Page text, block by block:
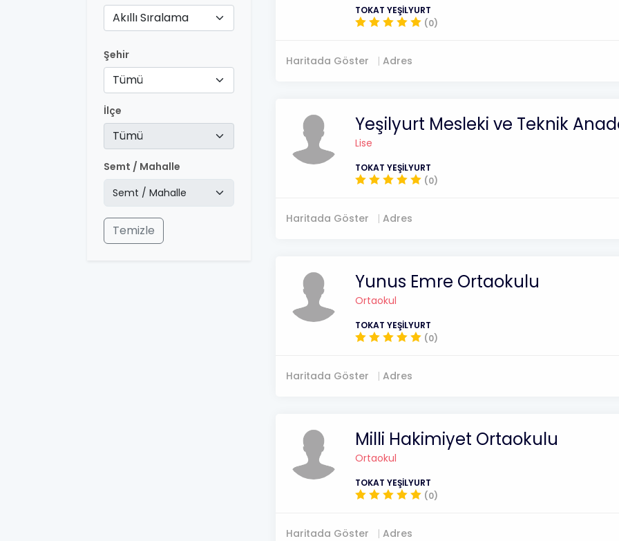
Akıllı Sıralama
Şehir
Tümü
İlçe
Tümü
Semt / Mahalle
Temizle
TOKAT YEŞİLYURT
(0)
Haritada Göster Adres
Yeşilyurt Mesleki ve Teknik
Lise
TOKAT YEŞİLYURT
(0)
Haritada Göster Adres
Yunus Emre Ortaokulu
Ortaokul
TOKAT YEŞİLYURT
(0)
Haritada Göster Adres
Milli Hakimiyet Ortaokulu
Ortaokul
TOKAT YEŞİLYURT
(0)
Haritada Göster Adres